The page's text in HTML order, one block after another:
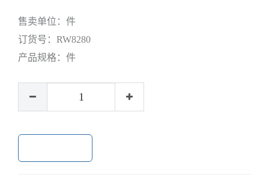
售卖单位： 件
订货号： RW8280
产品规格： 件